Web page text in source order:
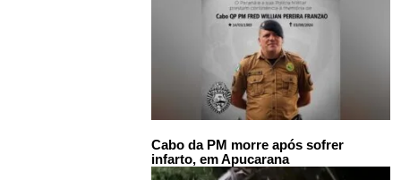
Cabo da PM morre após sofrer
infarto, em Apucarana